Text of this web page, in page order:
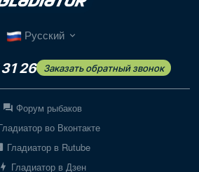
Русский
26 Заказать обратный звонок
Форум рыбаков
во Вконтакте
Гладиатор в Rutube
Гладиатор в Дзен